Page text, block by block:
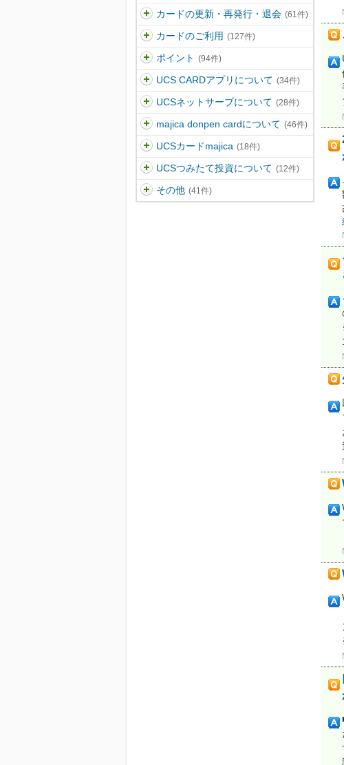
カードの更新・再発行・退会 (61件)
カードのご利用 (127件)
ポイント (94件)
UCS CARDアプリについて (34件)
UCSネットサーブについて (28件)
majica donpen cardについて (46件)
UCSカードmajica (18件)
UCSつみたて投資について (12件)
その他 (41件)